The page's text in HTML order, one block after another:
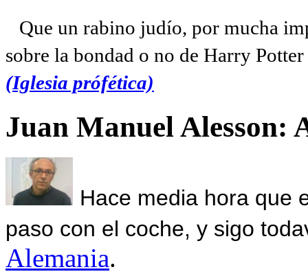
Que un rabino judío, por mucha
sobre la bondad o no de Harry
(Iglesia prófética)
Juan Manuel Alesson:
Hace media hora que
paso con el coche, y sigo
Alemania.